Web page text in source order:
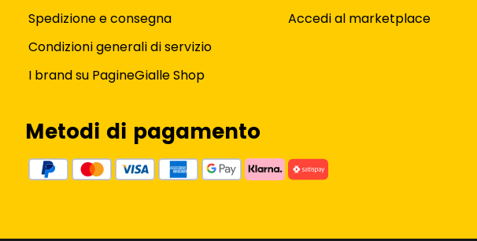
Spedizione e consegna
Condizioni generali di servizio
I brand su PagineGialle Shop
Accedi al marketplace
Metodi di pagamento